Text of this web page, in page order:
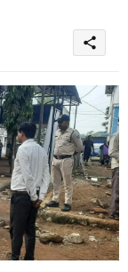
share